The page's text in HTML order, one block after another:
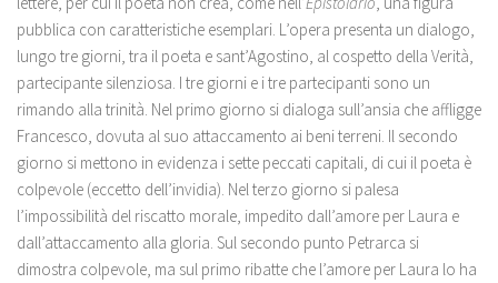
pubblica con caratteristiche esemplari. L’opera presenta un dialogo,
lungo tre giorni, tra il poeta e sant’Agostino, al cospetto della Verità,
partecipante silenziosa. I tre giorni e i tre partecipanti sono un
rimando alla trinità. Nel primo giorno si dialoga sull’ansia che affligge
Francesco, dovuta al suo attaccamento ai beni terreni. Il secondo
giorno si mettono in evidenza i sette peccati capitali, di cui il poeta è
colpevole (eccetto dell’invidia). Nel terzo giorno si palesa
l’impossibilità del riscatto morale, impedito dall’amore per Laura e
dall’attaccamento alla gloria. Sul secondo punto Petrarca si
dimostra colpevole, ma sul primo ribatte che l’amore per Laura lo ha